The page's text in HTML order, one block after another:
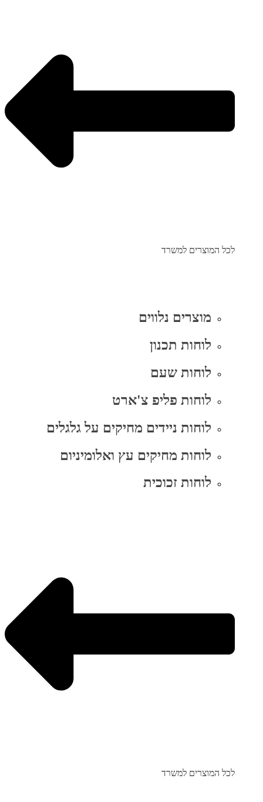
לכל המוצרים למשרד
מוצרים נלווים
לוחות תכנון
לוחות שעם
לוחות פליפ צ'ארט
לוחות ניידים מחיקים על גלגלים
לוחות מחיקים עץ ואלומיניום
לוחות זכוכית
לכל המוצרים למשרד